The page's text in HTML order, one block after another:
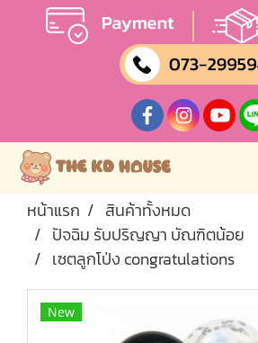
หน้าแรก
สินค้าทั้งหมด
ปัจฉิม รับปริญญา บัณฑิตน้อย
เซตลูกโป่ง congratulations
New